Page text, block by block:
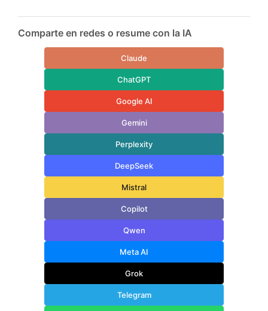
Comparte en redes o resume con la IA
Claude
ChatGPT
Google AI
Gemini
Perplexity
DeepSeek
Mistral
Copilot
Qwen
Meta AI
Grok
Telegram